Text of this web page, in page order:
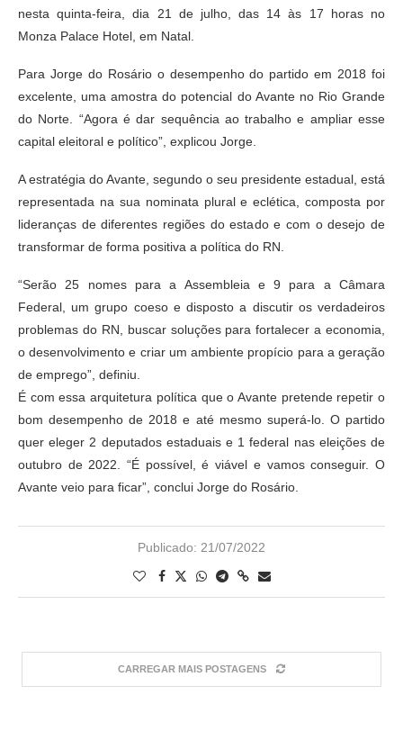
nesta quinta-feira, dia 21 de julho, das 14 às 17 horas no
Monza Palace Hotel, em Natal.
Para Jorge do Rosário o desempenho do partido em 2018 foi
excelente, uma amostra do potencial do Avante no Rio Grande
do Norte. “Agora é dar sequência ao trabalho e ampliar esse
capital eleitoral e político”, explicou Jorge.
A estratégia do Avante, segundo o seu presidente estadual, está
representada na sua nominata plural e eclética, composta por
lideranças de diferentes regiões do estado e com o desejo de
transformar de forma positiva a política do RN.
“Serão 25 nomes para a Assembleia e 9 para a Câmara
Federal, um grupo coeso e disposto a discutir os verdadeiros
problemas do RN, buscar soluções para fortalecer a economia,
o desenvolvimento e criar um ambiente propício para a geração
de emprego”, definiu.
É com essa arquitetura política que o Avante pretende repetir o
bom desempenho de 2018 e até mesmo superá-lo. O partido
quer eleger 2 deputados estaduais e 1 federal nas eleições de
outubro de 2022. “É possível, é viável e vamos conseguir. O
Avante veio para ficar”, conclui Jorge do Rosário.
Publicado: 21/07/2022
CARREGAR MAIS POSTAGENS